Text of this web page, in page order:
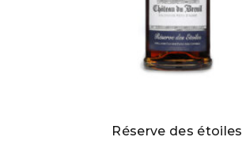
Réserve des étoiles